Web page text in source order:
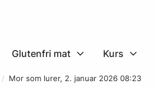
Glutenfri mat Kurs
Mor som lurer, 2. januar 2026 08:23